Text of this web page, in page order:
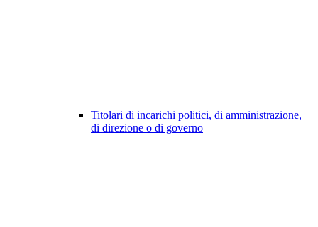
Titolari di incarichi politici, di amministrazione,
di direzione o di governo